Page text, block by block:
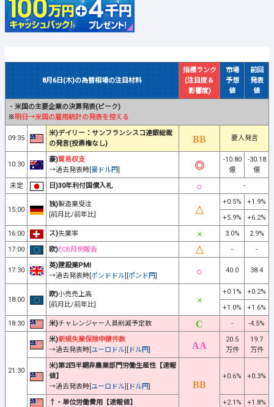
8月6日(木)の為替相場の注目材料
指標ランク
(注目度＆
影響度)
市場
予想
値
前回
発表
値
・ 米国の主要企業の決算発表(ピーク)
※明日→米国の雇用統計の発表を控える
09:35
米)デイリー：サンフランシスコ連銀総裁
の発言(投票権なし)
要人発言
10:30
豪)貿易収支
→過去発表時[豪ドル円]
-10.80
億
-30.18
億
未定
日)30年利付国債入札 -
15:00
独)製造業受注
[前月比/前年比]
+0.5%
+1.9%
+5.9%
+6.2%
16:00
ス)失業率 3.0%
2.9%
17:00
欧)ECB月例報告 - -
17:30
英)建設業PMI
→過去発表時[ポンドドル][ポンド円]
40.0 38.4
18:00
欧)小売売上高
[前月比/前年比]
+0.1%
+0.2%
+1.0%
+1.6%
18:30
米)チャレンジャー人員削減予定数 - -4.5%
21:30
米)新規失業保険申請件数
→過去発表時[ユーロドル][ ドル円]
20.5
万件
19.7
万件
米)第2四半期非農業部門労働生産性【速報
値】
→過去発表時[ユーロドル][ ドル円]
+0.6% +0.3%
↑・単位労働費用【速報値】 +2.1% +1.8%